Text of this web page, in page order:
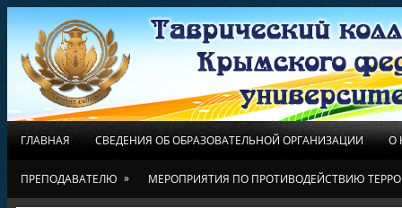
ГЛАВНАЯ СВЕДЕНИЯ ОБ ОБРАЗОВАТЕЛЬНОЙ ОРГАНИЗАЦИИ О
ПРЕПОДАВАТЕЛЮ » МЕРОПРИЯТИЯ ПО ПРОТИВОДЕЙСТВИЮ